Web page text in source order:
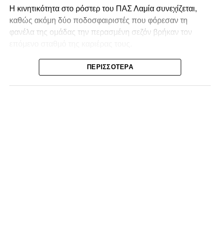
Η κινητικότητα στο ρόστερ του ΠΑΣ Λαμία συνεχίζεται,
καθώς ακόμη δύο ποδοσφαιριστές που φόρεσαν τη
φανέλα της ομάδας την περασμένη σεζόν βρήκαν τον
Ο λόγος για τον Βασίλη Τρούμπουλο και τον Χρυσόστομο
Στάγκο, οι οποίοι θα συνεχίσουν μαζί την ποδοσφαιρική
ΠΕΡΙΣΣΌΤΕΡΑ